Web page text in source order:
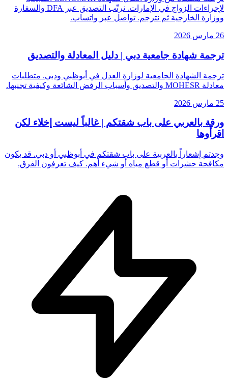
لإجراءات الزواج في الإمارات. نرتّب التصديق عبر DFA والسفارة
ووزارة الخارجية ثم نترجم. تواصل عبر واتساب.
26 مارس 2026
ترجمة شهادة جامعية دبي | دليل المعادلة والتصديق
ترجمة الشهادة الجامعية لوزارة العدل في أبوظبي ودبي. متطلبات
معادلة MOHESR والتصديق وأسباب الرفض الشائعة وكيفية تجنبها.
25 مارس 2026
ورقة بالعربي على باب شقتكم | غالباً ليست إخلاء لكن
اقرأوها
وجدتم إشعاراً بالعربية على باب شقتكم في أبوظبي أو دبي. قد يكون
مكافحة حشرات أو قطع مياه أو شيء أهم. كيف تعرفون الفرق.